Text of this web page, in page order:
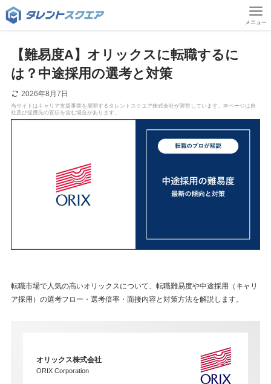
メニュー
【難易度A】オリックスに転職するに
は？中途採用の選考と対策
2026年8月7日
転職市場で人気の高いオリックスについて、転職難易度や中途採用（キャリ
ア採用）の選考フロー・選考倍率・面接内容と対策方法を解説します。
オリックス株式会社
ORIX Corporation